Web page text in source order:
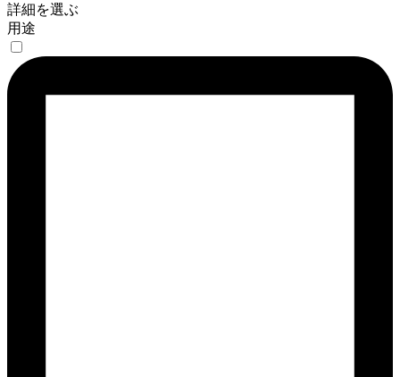
詳細を選ぶ
用途